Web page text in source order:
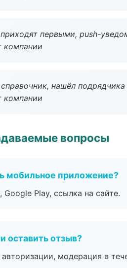
первыми, push-
компании
нашёл
компании
вопросы
мобильное приложение?
Google Play, ссылка на сайте.
оставить отзыв?
модерация в